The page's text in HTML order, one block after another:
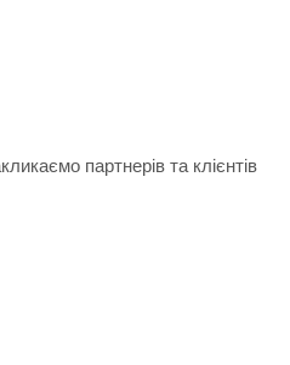
партнерів та клієнтів